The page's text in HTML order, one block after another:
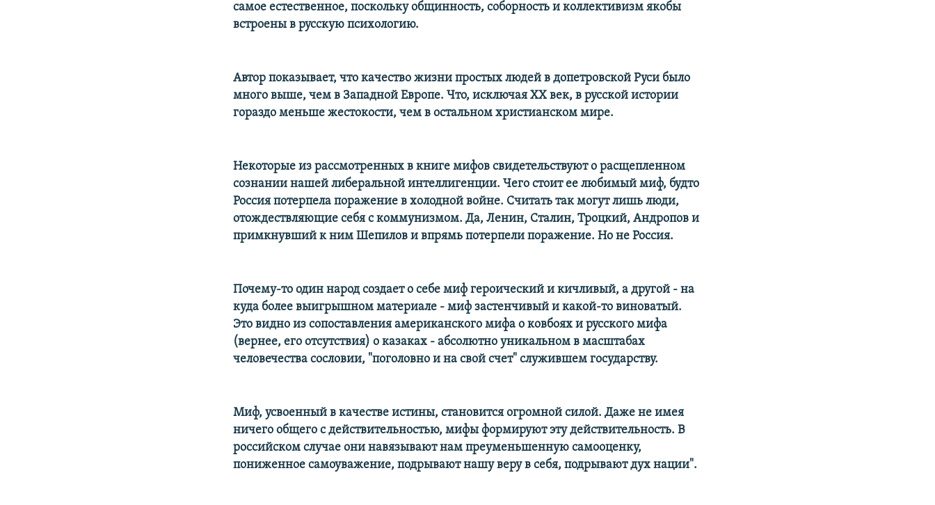
самое естественное, поскольку общинность, соборность и коллективизм якобы
встроены в русскую психологию.
Автор показывает, что качество жизни простых людей в допетровской Руси было
много выше, чем в Западной Европе. Что, исключая ХХ век, в русской истории
гораздо меньше жестокости, чем в остальном христианском мире.
Некоторые из рассмотренных в книге мифов свидетельствуют о расщепленном
сознании нашей либеральной интеллигенции. Чего стоит ее любимый миф, будто
Россия потерпела поражение в холодной войне. Считать так могут лишь люди,
отождествляющие себя с коммунизмом. Да, Ленин, Сталин, Троцкий, Андропов и
примкнувший к ним Шепилов и впрямь потерпели поражение. Но не Россия.
Почему-то один народ создает о себе миф героический и кичливый, а другой - на
куда более выигрышном материале - миф застенчивый и какой-то виноватый.
Это видно из сопоставления американского мифа о ковбоях и русского мифа
(вернее, его отсутствия) о казаках - абсолютно уникальном в масштабах
человечества сословии, "поголовно и на свой счет" служившем государству.
Миф, усвоенный в качестве истины, становится огромной силой. Даже не имея
ничего общего с действительностью, мифы формируют эту действительность. В
российском случае они навязывают нам преуменьшенную самооценку,
пониженное самоуважение, подрывают нашу веру в себя, подрывают дух нации".